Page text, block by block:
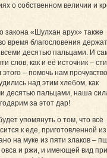
о собственном величии и
закона «Шулхан арух» также
время благословения
всеми десятью пальцами. И
слов, как и её источник –
– помочь нам
над этим хлебом, как
десятью пальцами, наша
за этот дар!
упомянуть о том, что всё
к еде, приготовленной
на муке из пяти злаков –
и ржи, и имеющей вид